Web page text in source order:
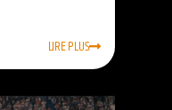
LIRE PLUS